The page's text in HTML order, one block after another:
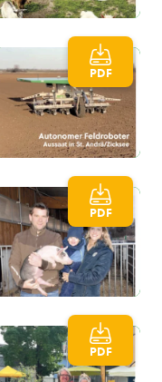
PDF
PDF
PDF